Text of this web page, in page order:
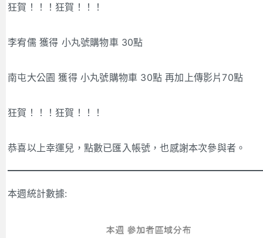
狂賀！！！狂賀！！！
李宥儒 獲得 小丸號購物車 30點
南屯大公園 獲得 小丸號購物車 30點 再加上傳影片70點
狂賀！！！狂賀！！！
恭喜以上幸運兒，點數已匯入帳號，也感謝本次參與者。
本週統計數據: